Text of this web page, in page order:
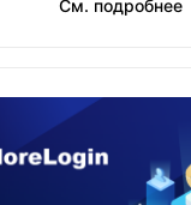
См. подробнее